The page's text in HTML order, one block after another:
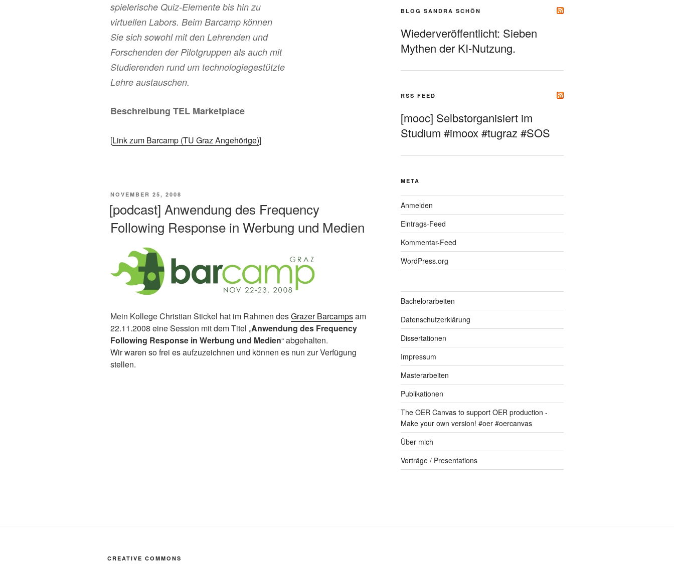
spielerische Quiz-Elemente bis hin zu
virtuellen Labors. Beim Barcamp können
Sie sich sowohl mit den Lehrenden und
Forschenden der Pilotgruppen als auch mit
Studierenden rund um technologiegestützte
Lehre austauschen.
Beschreibung TEL Marketplace
[Link zum Barcamp (TU Graz Angehörige)]
VERÖFFENTLICHT
NOVEMBER 25, 2008
[podcast] Anwendung des Frequency
Following Response in Werbung und Medien
Mein Kollege Christian Stickel hat im Rahmen desGrazer Barcampsam
22.11.2008 eine Session mit dem Titel „Anwendung des Frequency
Following Response in Werbung und Medien“ abgehalten.
Wir waren so frei es aufzuzeichnen und können es nun zur Verfügung
stellen.
BLOG SANDRA SCHÖN
Wiederveröffentlicht: Sieben
Mythen der KI-Nutzung.
RSS FEED
[mooc] Selbstorganisiert im
Studium #imoox #tugraz #SOS
META
Anmelden
Eintrags-Feed
Kommentar-Feed
WordPress.org
Bachelorarbeiten
Datenschutzerklärung
Dissertationen
Impressum
Masterarbeiten
Publikationen
The OER Canvas to support OER production -
Make your own version! #oer #oercanvas
Über mich
Vorträge / Presentations
CREATIVE COMMONS